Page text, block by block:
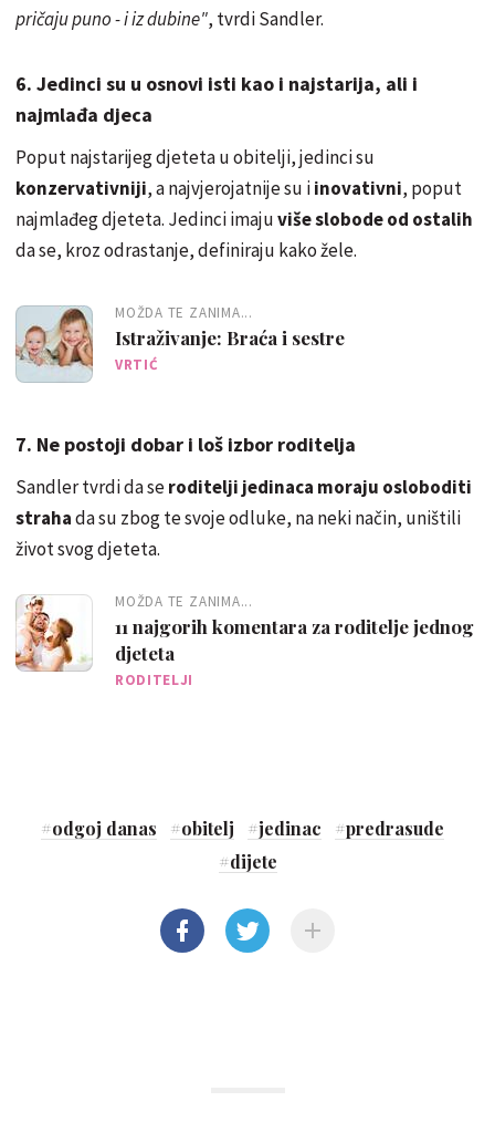
pričaju puno - i iz dubine", tvrdi Sandler.
6. Jedinci su u osnovi isti kao i najstarija, ali i
najmlađa djeca
Poput najstarijeg djeteta u obitelji, jedinci su
konzervativniji, a najvjerojatnije su iinovativni, poput
najmlađeg djeteta. Jedinci imajuviše slobode od ostalih
da se, kroz odrastanje, definiraju kako žele.
MOŽDA TE ZANIMA...
Istraživanje: Braća i sestre
VRTIĆ
7. Ne postoji dobar i loš izbor roditelja
Sandler tvrdi da seroditelji jedinaca moraju osloboditi
strahada su zbog te svoje odluke, na neki način, uništili
život svog djeteta.
MOŽDA TE ZANIMA...
11 najgorih komentara za roditelje jednog
djeteta
RODITELJI
#odgoj danas #obitelj #jedinac #predrasude
#dijete